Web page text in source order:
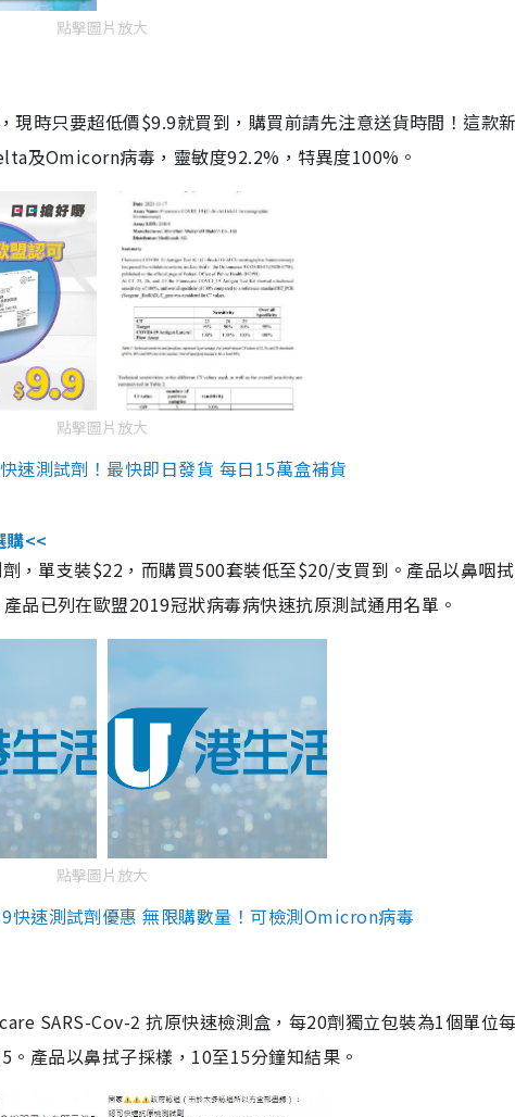
點擊圖片放大
時只要超低價$9.9就買到，購買前請先注意送貨時間！這款
及Omicorn病毒，靈敏度92.2%，特異度100%。
點擊圖片放大
速測試劑！最快即日發貨 每日15萬盒補貨
購<<
，單支裝$22，而購買500套裝低至$20/支買到。產品以鼻咽
品已列在歐盟2019冠狀病毒病快速抗原測試通用名單。
點擊圖片放大
快速測試劑優惠 無限購數量！可檢測Omicron病毒
SARS-Cov-2 抗原快速檢測盒，每20劑獨立包裝為1個單位
產品以鼻拭子採樣，10至15分鐘知結果。